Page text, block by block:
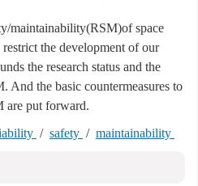
maintainability(RSM)of space
the development of our
the research status and the
And the basic countermeasures to
are put forward.
/ safety / maintainability